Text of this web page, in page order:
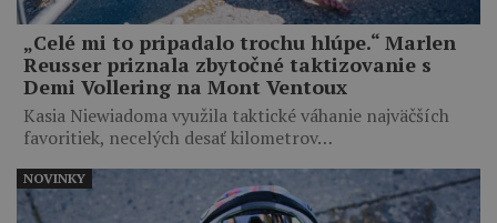
„Celé mi to pripadalo trochu hlúpe.“ Marlen
Reusser priznala zbytočné taktizovanie s
Demi Vollering na Mont Ventoux
Kasia Niewiadoma využila taktické váhanie najväčších
favoritiek, necelých desať kilometrov…
NOVINKY